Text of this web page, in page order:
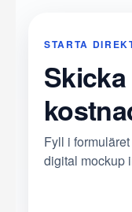
STARTA
Fyll i
digital mockup